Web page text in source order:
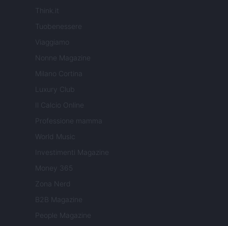
Think.it
Tuobenessere
Viaggiamo
Nonne Magazine
Milano Cortina
Luxury Club
Il Calcio Online
Professione mamma
World Music
Investimenti Magazine
Money 365
Zona Nerd
B2B Magazine
People Magazine